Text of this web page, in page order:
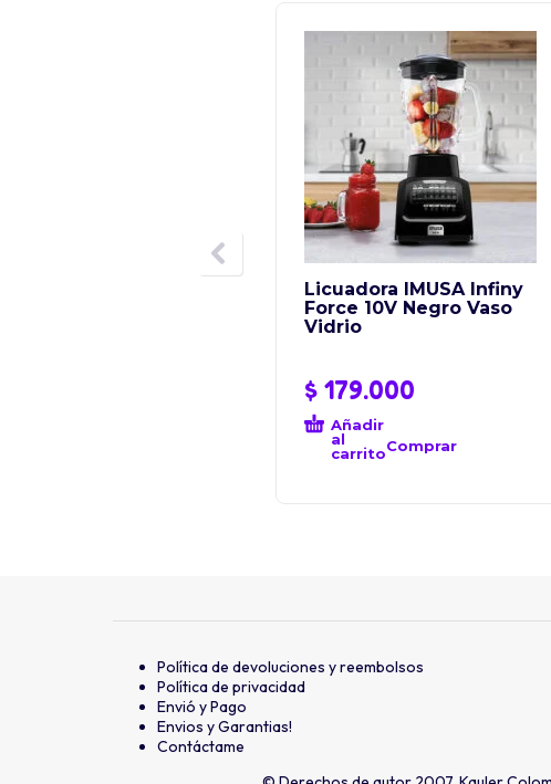
Licuadora IMUSA Infiny
Force 10V Negro Vaso
Vidrio
$ 179.000
Añadir
al
carritoComprar
Política de devoluciones y reembolsos
Política de privacidad
Envió y Pago
Envios y Garantias!
Contáctame